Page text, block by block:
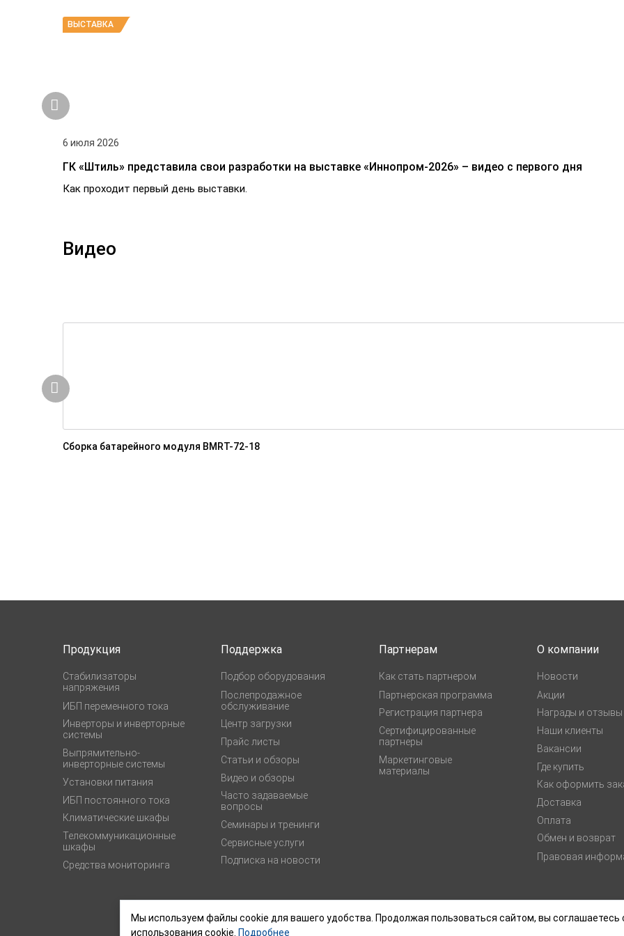
ВЫСТАВКА
6 июля 2026
ГК «Штиль» представила свои разработки на выставке «Иннопром-2026» – видео с первого дня
Как проходит первый день выставки.
Видео
Сборка батарейного модуля BMRT-72-18
Продукция
Стабилизаторы
напряжения
ИБП переменного тока
Инверторы и инверторные
системы
Выпрямительно-
инверторные системы
Установки питания
ИБП постоянного тока
Климатические шкафы
Телекоммуникационные
шкафы
Средства мониторинга
Поддержка
Подбор оборудования
Послепродажное
обслуживание
Центр загрузки
Прайс листы
Статьи и обзоры
Видео и обзоры
Часто задаваемые
вопросы
Семинары и тренинги
Сервисные услуги
Подписка на новости
Партнерам
Как стать партнером
Партнерская программа
Регистрация партнера
Сертифицированные
партнеры
Маркетинговые
материалы
О компании
Новости
Акции
Награды и отзывы
Наши клиенты
Вакансии
Где купить
Как оформить
Доставка
Оплата
Обмен и возврат
Правовая
Мы используем файлы cookie для вашего удобства. Продолжая пользоваться сайтом, вы соглашаетесь
использования cookie. Подробнее